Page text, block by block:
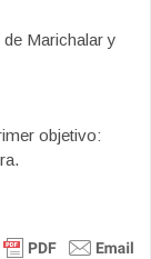
Marichalar y
objetivo: